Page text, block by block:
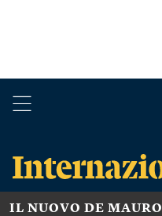
IL NUOVO DE MAURO